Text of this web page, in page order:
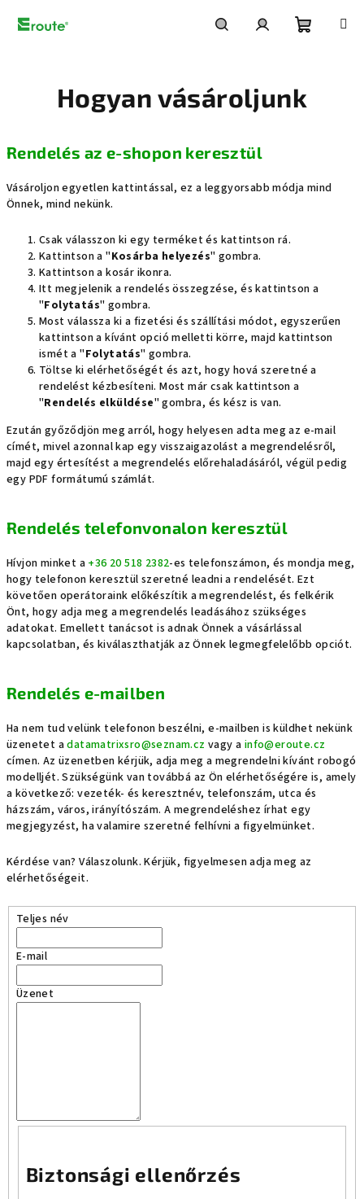
Hogyan vásároljunk
Rendelés az e-shopon keresztül
Vásároljon egyetlen kattintással, ez a leggyorsabb módja mind
Önnek, mind nekünk.
Csak válasszon ki egy terméket és kattintson rá.
Kattintson a "Kosárba helyezés" gombra.
Kattintson a kosár ikonra.
Itt megjelenik a rendelés összegzése, és kattintson a
"Folytatás" gombra.
Most válassza ki a fizetési és szállítási módot, egyszerűen
kattintson a kívánt opció melletti körre, majd kattintson
ismét a "Folytatás" gombra.
Töltse ki elérhetőségét és azt, hogy hová szeretné a
rendelést kézbesíteni. Most már csak kattintson a
"Rendelés elküldése" gombra, és kész is van.
Ezután győződjön meg arról, hogy helyesen adta meg az e-mail
címét, mivel azonnal kap egy visszaigazolást a megrendelésről,
majd egy értesítést a megrendelés előrehaladásáról, végül pedig
egy PDF formátumú számlát.
Rendelés telefonvonalon keresztül
Hívjon minket a +36 20 518 2382-es telefonszámon, és mondja meg,
hogy telefonon keresztül szeretné leadni a rendelését. Ezt
követően operátoraink előkészítik a megrendelést, és felkérik
Önt, hogy adja meg a megrendelés leadásához szükséges
adatokat. Emellett tanácsot is adnak Önnek a vásárlással
kapcsolatban, és kiválaszthatják az Önnek legmegfelelőbb opciót.
Rendelés e-mailben
Ha nem tud velünk telefonon beszélni, e-mailben is küldhet nekünk
üzenetet adatamatrixsro@seznam.cz vagy a info@eroute.cz
címen. Az üzenetben kérjük, adja meg a megrendelni kívánt robogó
modelljét. Szükségünk van továbbá az Ön elérhetőségére is, amely
a következő: vezeték- és keresztnév, telefonszám, utca és
házszám, város, irányítószám. A megrendeléshez írhat egy
megjegyzést, ha valamire szeretné felhívni a figyelmünket.
Kérdése van? Válaszolunk. Kérjük, figyelmesen adja meg az
elérhetőségeit.
Teljes név
E-mail
Üzenet
Biztonsági ellenőrzés